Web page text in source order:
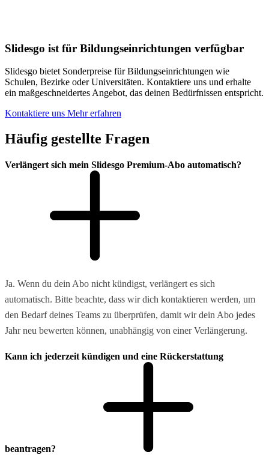
Slidesgo ist für Bildungseinrichtungen verfügbar
Slidesgo bietet Sonderpreise für Bildungseinrichtungen wie
Schulen, Bezirke oder Universitäten. Kontaktiere uns und erhalte
ein maßgeschneidertes Angebot, das deinen Bedürfnissen entspricht.
Kontaktiere uns Mehr erfahren
Häufig gestellte Fragen
Verlängert sich mein Slidesgo Premium-Abo automatisch?
Ja. Wenn du dein Abo nicht kündigst, verlängert es sich
automatisch. Bitte beachte, dass wir dich kontaktieren werden, um
den Bedarf deines Teams zu überprüfen, damit wir dein Abo jedes
Jahr neu bewerten können, unabhängig von einer Verlängerung.
Kann ich jederzeit kündigen und eine Rückerstattung
beantragen?